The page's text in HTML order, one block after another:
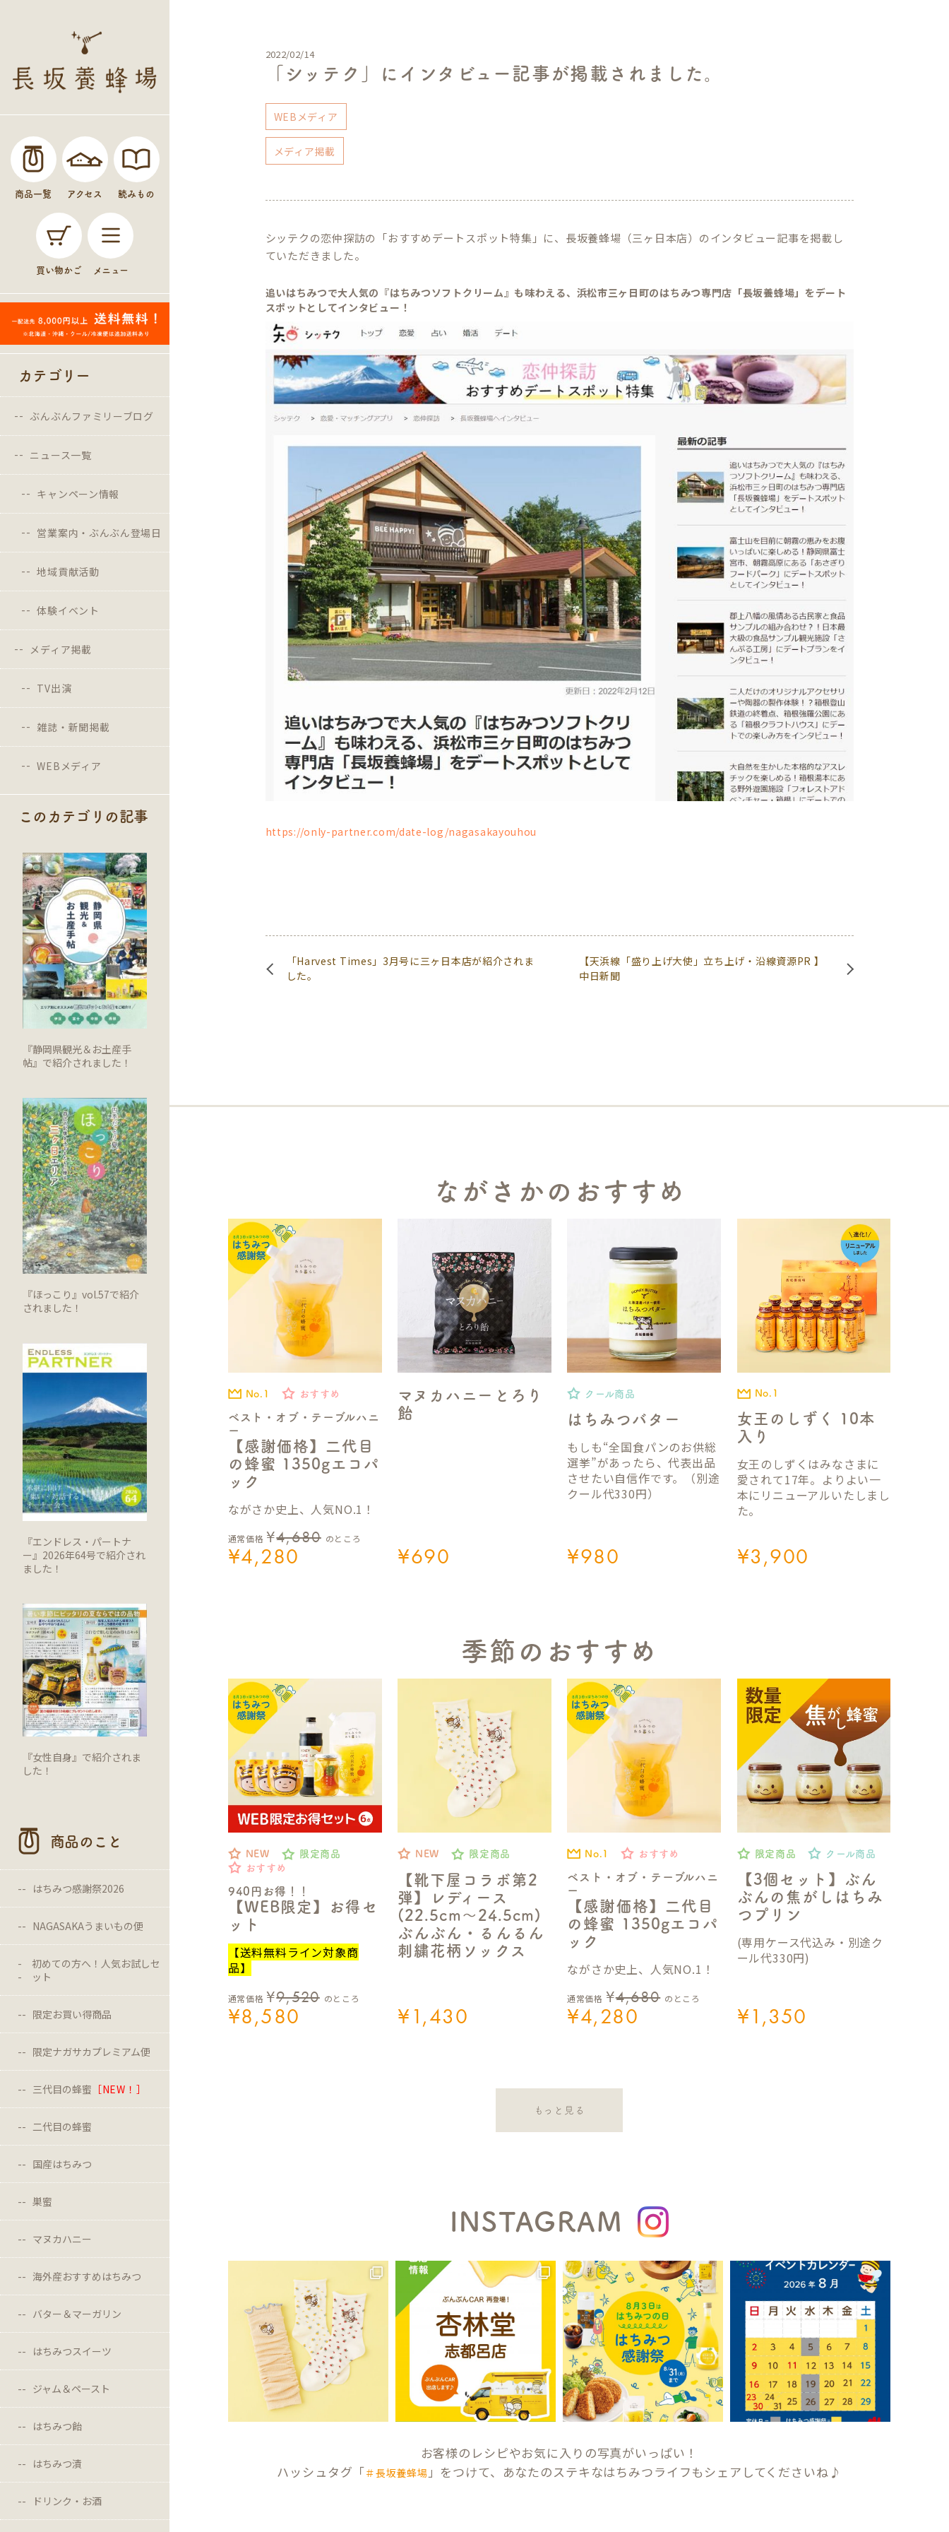
商品一覧 アクセス 読みもの
買い物かご メニュー
カテゴリー
ぶんぶんファミリーブログ
ニュース一覧
キャンペーン情報
営業案内・ぶんぶん登場日
地域貢献活動
体験イベント
メディア掲載
TV出演
雑誌・新聞掲載
WEBメディア
このカテゴリの記事
『静岡県観光＆お土産手
帖』で紹介されました！
『ほっこり』vol.57で紹介
されました！
『エンドレス・パートナ
ー』2026年64号で紹介され
ました！
『女性自身』で紹介されま
した！
商品のこと
はちみつ感謝祭2026
NAGASAKAうまいもの便
初めての方へ！人気お試しセ
ット
限定お買い得商品
限定ナガサカプレミアム便
三代目の蜂蜜 ［NEW！］
二代目の蜂蜜
国産はちみつ
巣蜜
マヌカハニー
海外産おすすめはちみつ
バター＆マーガリン
はちみつスイーツ
ジャム＆ペースト
はちみつ飴
はちみつ漬
ドリンク・お酒
2022/02/14
「シッテク」にインタビュー記事が掲載されました。
WEBメディア
メディア掲載
シッテクの恋仲探訪の「おすすめデートスポット特集」に、長坂養蜂場（三ヶ日本店）のインタビュー記事を掲載し
ていただきました。
追いはちみつで大人気の『はちみつソフトクリーム』も味わえる、浜松市三ヶ日町のはちみつ専門店「長坂養蜂場」をデート
スポットとしてインタビュー！
https://only-partner.com/date-log/nagasakayouhou
「Harvest Times」3月号に三ヶ日本店が紹介されま
した。
【天浜線「盛り上げ大使」立ち上げ・沿線資源PR 】
中日新聞
ながさかのおすすめ
ベスト・オブ・テーブルハニ
ー
【感謝価格】二代目
の蜂蜜 1350gエコパ
ック
No.1 おすすめ
通常価格 ¥4,680 のところ
¥4,280
ながさか史上、人気NO.1！
マヌカハニーとろり
飴
¥690
はちみつバター
クール商品
¥980
もしも“全国食パンのお供総
選挙”があったら、代表出品
させたい自信作です。（別途
クール代330円）
女王のしずく 10本
入り
No.1
¥3,900
女王のしずくはみなさまに
愛されて17年。よりよい一
本にリニューアルいたしまし
た。
季節のおすすめ
940円お得！！
【WEB限定】お得セ
ット
NEW
限定商品
おすすめ
通常価格 ¥9,520 のところ
¥8,580
【送料無料ライン対象商
品】
【靴下屋コラボ第2
弾】レディース
(22.5cm～24.5cm)
ぶんぶん・るんるん
刺繍花柄ソックス
NEW 限定商品
¥1,430
ベスト・オブ・テーブルハニ
ー
【感謝価格】二代目
の蜂蜜 1350gエコパ
ック
No.1 おすすめ
通常価格 ¥4,680 のところ
¥4,280
ながさか史上、人気NO.1！
【3個セット】ぶん
ぶんの焦がしはちみ
つプリン
限定商品 クール商品
¥1,350
(専用ケース代込み・別途ク
ール代330円)
もっと見る
INSTAGRAM
お客様のレシピやお気に入りの写真がいっぱい！
ハッシュタグ「＃長坂養蜂場 」をつけて、あなたのステキなはちみつライフもシェアしてくださいね♪